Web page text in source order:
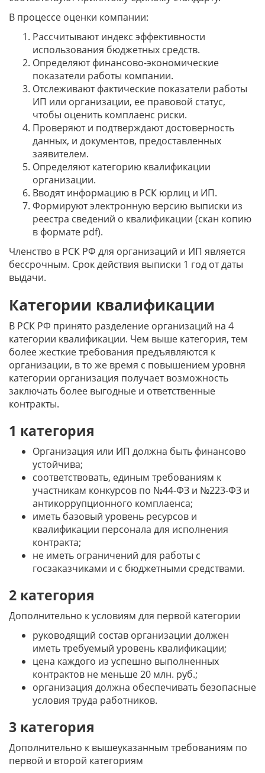
В процессе оценки компании:
Рассчитывают индекс эффективности
использования бюджетных средств.
Определяют финансово-экономические
показатели работы компании.
Отслеживают фактические показатели работы
ИП или организации, ее правовой статус,
чтобы оценить комплаенс риски.
Проверяют и подтверждают достоверность
данных, и документов, предоставленных
заявителем.
Определяют категорию квалификации
организации.
Вводят информацию в РСК юрлиц и ИП.
Формируют электронную версию выписки из
реестра сведений о квалификации (скан копию
в формате pdf).
Членство в РСК РФ для организаций и ИП является
бессрочным. Срок действия выписки 1 год от даты
выдачи.
Категории квалификации
В РСК РФ принято разделение организаций на 4
категории квалификации. Чем выше категория, тем
более жесткие требования предъявляются к
организации, в то же время с повышением уровня
категории организация получает возможность
заключать более выгодные и ответственные
контракты.
1 категория
Организация или ИП должна быть финансово
устойчива;
соответствовать, единым требованиям к
участникам конкурсов по №44-ФЗ и №223-ФЗ и
антикоррупционного комплаенса;
иметь базовый уровень ресурсов и
квалификации персонала для исполнения
контракта;
не иметь ограничений для работы с
госзаказчиками и с бюджетными средствами.
2 категория
Дополнительно к условиям для первой категории
руководящий состав организации должен
иметь требуемый уровень квалификации;
цена каждого из успешно выполненных
контрактов не меньше 20 млн. руб.;
организация должна обеспечивать безопасные
условия труда работников.
3 категория
Дополнительно к вышеуказанным требованиям по
первой и второй категориям